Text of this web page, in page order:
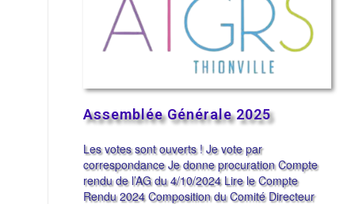
Assemblée Générale 2025
Les votes sont ouverts ! Je vote par
correspondance Je donne procuration Compte
rendu de l’AG du 4/10/2024 Lire le Compte
Rendu 2024 Composition du Comité Directeur